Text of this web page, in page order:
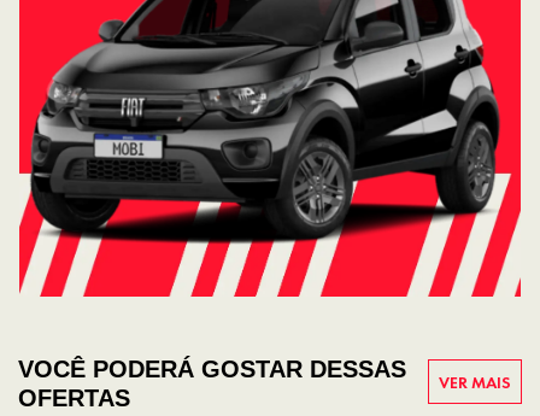
VOCÊ PODERÁ GOSTAR DESSAS
OFERTAS
VER MAIS